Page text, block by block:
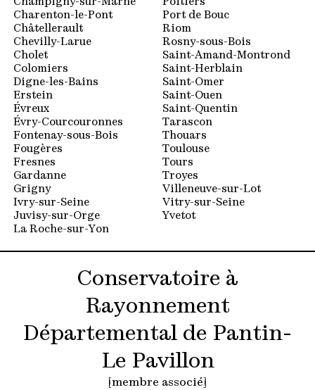
Champigny-sur-Marne
Charenton-le-Pont
Châtellerault
Chevilly-Larue
Cholet
Colomiers
Digne-les-Bains
Erstein
Évreux
Évry-Courcouronnes
Fontenay-sous-Bois
Fougères
Fresnes
Gardanne
Grigny
Ivry-sur-Seine
Juvisy-sur-Orge
La Roche-sur-Yon
Poitiers
Port de Bouc
Riom
Rosny-sous-Bois
Saint-Amand-Montrond
Saint-Herblain
Saint-Omer
Saint-Ouen
Saint-Quentin
Tarascon
Thouars
Toulouse
Tours
Troyes
Villeneuve-sur-Lot
Vitry-sur-Seine
Yvetot
Conservatoire à
Rayonnement
Départemental de Pantin-
Le Pavillon
[membre associé]